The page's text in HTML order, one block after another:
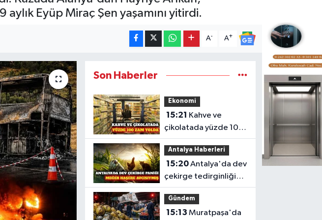
Eyüp Miraç Şen yaşamını yitirdi.
A- A+
Son Haberler
Ekonomi
15:21
çikolatada yüzde 100
zam beklentisi
Antalya Haberleri
15:20Antalya'da dev
çekirge tedirginliğine
doğal çözüm
Gündem
15:13 Muratpaşa'da